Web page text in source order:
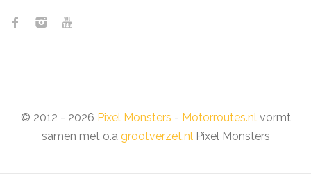
© 2012 - 2026 Pixel Monsters - Motorroutes.nlvormt
samen met o.a grootverzet.nlPixel Monsters